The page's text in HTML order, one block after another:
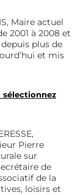
Maire actuel
2001 à 2008 et
plus de
et mis
Pierre
sur
de
de la
loisirs et